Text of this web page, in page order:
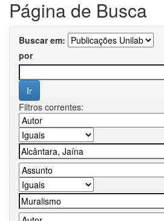
Página de Busca
Buscar em:
por
Filtros correntes: